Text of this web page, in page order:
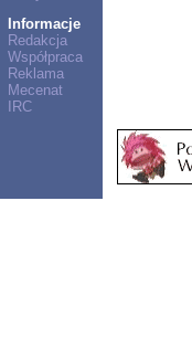
Informacje
Redakcja
Współpraca
Reklama
Mecenat
IRC